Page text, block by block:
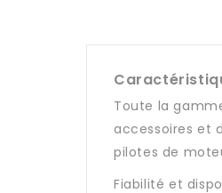
Toute la
accessoires et
pilotes de
Fiabilité et